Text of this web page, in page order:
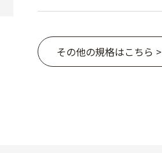
その他の規格はこちら >